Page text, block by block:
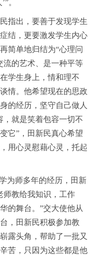
。
指出，要善于发现学生
结，更要激发学生内心
简单地归结为“心理问
流的艺术、是一种平等
学生身上，情和理不
情。他希望现在的思政
的经历，坚守自己做人
，就是笑着包容一切不
它”，田新民真心希望
用心灵慰藉心灵，托起
为师多年的经历，田新
师教给我知识，工作
的舞台。”交大使他从
，田新民积极参加教
露头角，帮助了一批又
苦，只因为这些都是他